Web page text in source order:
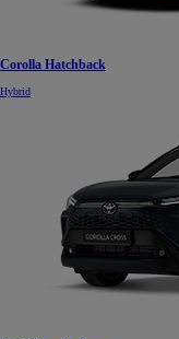
Corolla Hatchback
Hybrid